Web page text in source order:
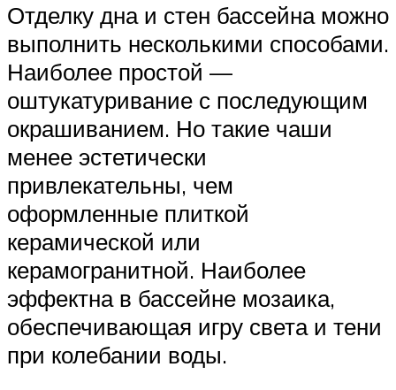
Отделку дна и стен бассейна можно
выполнить несколькими способами.
Наиболее простой —
оштукатуривание с последующим
окрашиванием. Но такие чаши
менее эстетически
привлекательны, чем
оформленные плиткой
керамической или
керамогранитной. Наиболее
эффектна в бассейне мозаика,
обеспечивающая игру света и тени
при колебании воды.